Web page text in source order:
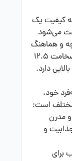
کیفیت یک
می‌شود
و هماهنگ
داشته باشد. همچنین، به دلیل داشتن ضخامت 12.5
دارد.
خود،
مختلف است:
مدرن
و
برای